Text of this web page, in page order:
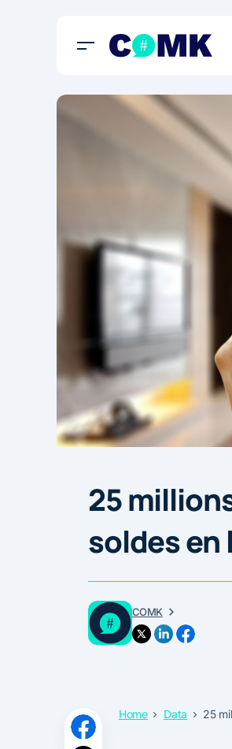
25
soldes en
COMK
Home Data 25